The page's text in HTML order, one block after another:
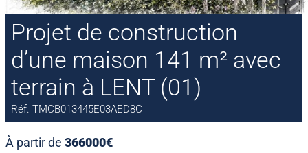
Projet de construction
d’une maison 141 m² avec
terrain à LENT (01)
Réf. TMCB013445E03AED8C
À partir de 366000€